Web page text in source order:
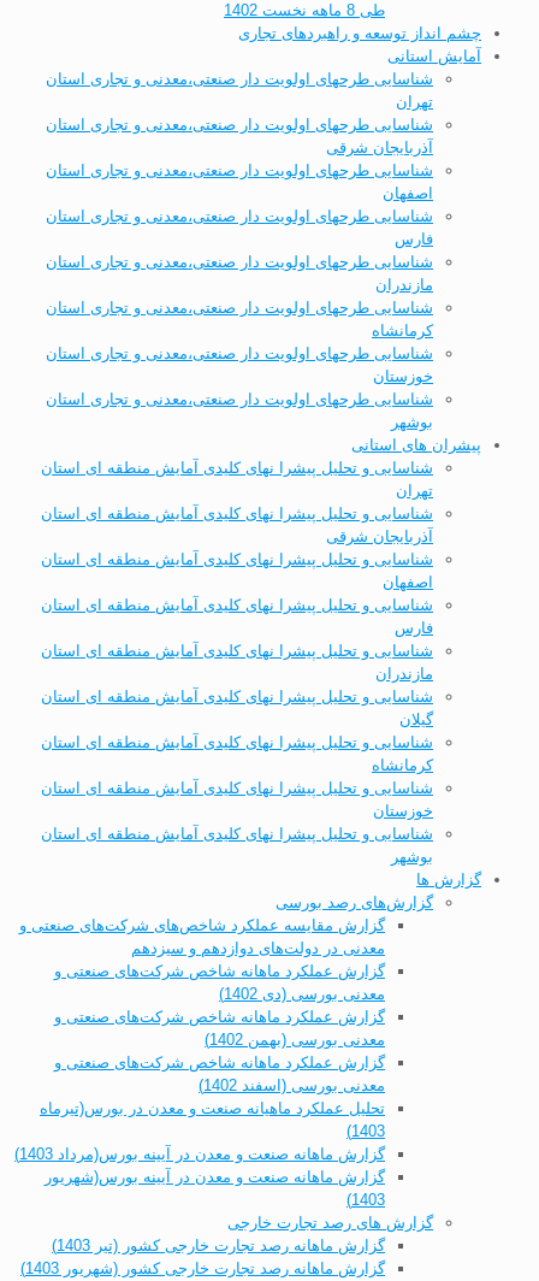
طی 8 ماهه نخست 1402
چشم انداز توسعه و راهبردهای تجاری
آمایش استانی
شناسایی طرحهای اولویت دار صنعتی،معدنی و تجاری استان
تهران
شناسایی طرحهای اولویت دار صنعتی،معدنی و تجاری استان
آذربایجان شرقی
شناسایی طرحهای اولویت دار صنعتی،معدنی و تجاری استان
اصفهان
شناسایی طرحهای اولویت دار صنعتی،معدنی و تجاری استان
فارس
شناسایی طرحهای اولویت دار صنعتی،معدنی و تجاری استان
مازندران
شناسایی طرحهای اولویت دار صنعتی،معدنی و تجاری استان
کرمانشاه
شناسایی طرحهای اولویت دار صنعتی،معدنی و تجاری استان
خوزستان
شناسایی طرحهای اولویت دار صنعتی،معدنی و تجاری استان
بوشهر
پیشران های استانی
شناسایی و تحلیل پیشرا نهای کلیدی آمایش منطقه ای استان
تهران
شناسایی و تحلیل پیشرا نهای کلیدی آمایش منطقه ای استان
آذربایجان شرقی
شناسایی و تحلیل پیشرا نهای کلیدی آمایش منطقه ای استان
اصفهان
شناسایی و تحلیل پیشرا نهای کلیدی آمایش منطقه ای استان
فارس
شناسایی و تحلیل پیشرا نهای کلیدی آمایش منطقه ای استان
مازندران
شناسایی و تحلیل پیشرا نهای کلیدی آمایش منطقه ای استان
گیلان
شناسایی و تحلیل پیشرا نهای کلیدی آمایش منطقه ای استان
کرمانشاه
شناسایی و تحلیل پیشرا نهای کلیدی آمایش منطقه ای استان
خوزستان
شناسایی و تحلیل پیشرا نهای کلیدی آمایش منطقه ای استان
بوشهر
گزارش ها
گزارش‌های رصد بورسی
گزارش مقایسه عملکرد شاخص‌های شرکت‌های صنعتی و
معدنی در دولت‌های دوازدهم و سیزدهم
گزارش عملکرد ماهانه شاخص شرکت‌های صنعتی و
معدنی بورسی (دی 1402)
گزارش عملکرد ماهانه شاخص شرکت‌های صنعتی و
معدنی بورسی (بهمن 1402)
گزارش عملکرد ماهانه شاخص شرکت‌های صنعتی و
معدنی بورسی (اسفند 1402)
تحلیل عملکرد ماهیانه صنعت و معدن در بورس(تیرماه
1403)
گزارش ماهانه صنعت و معدن در آیینه بورس(مرداد 1403)
گزارش ماهانه صنعت و معدن در آیینه بورس(شهریور
1403)
گزارش های رصد تجارت خارجی
گزارش ماهانه رصد تجارت خارجی کشور (تیر 1403)
گزارش ماهانه رصد تجارت خارجی کشور (شهریور 1403)